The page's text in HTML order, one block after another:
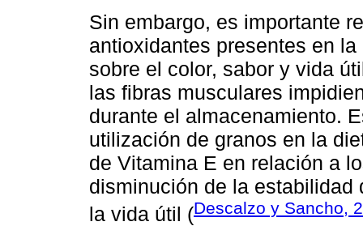
Sin embargo, es importante
antioxidantes presentes en
sobre el color, sabor y vida
las fibras musculares
durante el almacenamiento.
utilización de granos en la
de Vitamina E en relación a
disminución de la
la vida útil (Descalzo y Sancho,